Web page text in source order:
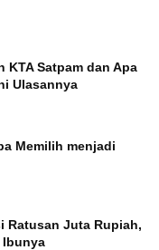
KTA Satpam dan Apa
Ulasannya
Memilih menjadi
Ratusan Juta Rupiah,
Ibunya